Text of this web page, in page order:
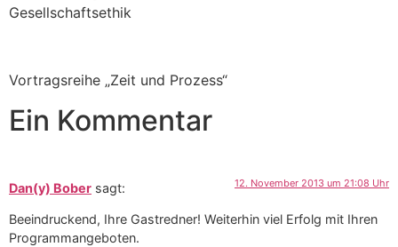
Gesellschaftsethik
Vortragsreihe „Zeit und Prozess“
Ein Kommentar
Dan(y) Bober sagt: 12. November 2013 um 21:08 Uhr
Beeindruckend, Ihre Gastredner! Weiterhin viel Erfolg mit Ihren
Programmangeboten.